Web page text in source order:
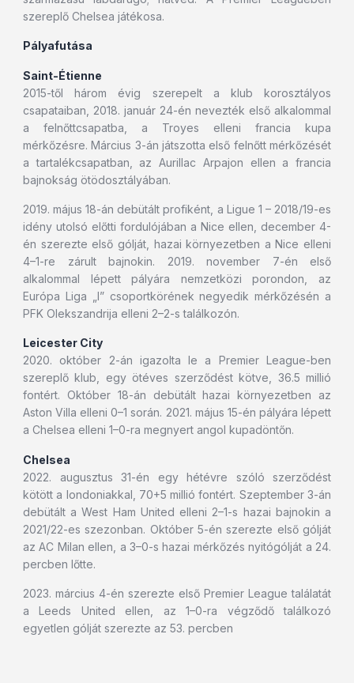
szereplő Chelsea játékosa.
Pályafutása
Saint-Étienne
2015-től három évig szerepelt a klub korosztályos
csapataiban, 2018. január 24-én nevezték első alkalommal
a felnőttcsapatba, a Troyes elleni francia kupa
mérkőzésre. Március 3-án játszotta első felnőtt mérkőzését
a tartalékcsapatban, az Aurillac Arpajon ellen a francia
bajnokság ötödosztályában.
2019. május 18-án debütált profiként, a Ligue 1 – 2018/19-es
idény utolsó előtti fordulójában a Nice ellen, december 4-
én szerezte első gólját, hazai környezetben a Nice elleni
4–1-re zárult bajnokin. 2019. november 7-én első
alkalommal lépett pályára nemzetközi porondon, az
Európa Liga „I” csoportkörének negyedik mérkőzésén a
PFK Olekszandrija elleni 2–2-s találkozón.
Leicester City
2020. október 2-án igazolta le a Premier League-ben
szereplő klub, egy ötéves szerződést kötve, 36.5 millió
fontért. Október 18-án debütált hazai környezetben az
Aston Villa elleni 0–1 során. 2021. május 15-én pályára lépett
a Chelsea elleni 1–0-ra megnyert angol kupadöntőn.
Chelsea
2022. augusztus 31-én egy hétévre szóló szerződést
kötött a londoniakkal, 70+5 millió fontért. Szeptember 3-án
debütált a West Ham United elleni 2–1-s hazai bajnokin a
2021/22-es szezonban. Október 5-én szerezte első gólját
az AC Milan ellen, a 3–0-s hazai mérkőzés nyitógólját a 24.
percben lőtte.
2023. március 4-én szerezte első Premier League találatát
a Leeds United ellen, az 1–0-ra végződő találkozó
egyetlen gólját szerezte az 53. percben